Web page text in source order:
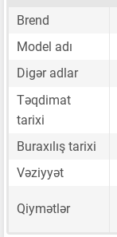
Brend
Model adı
Digər adlar
Təqdimat
tarixi
Buraxılış tarixi
Vəziyyət
Qiymətlər